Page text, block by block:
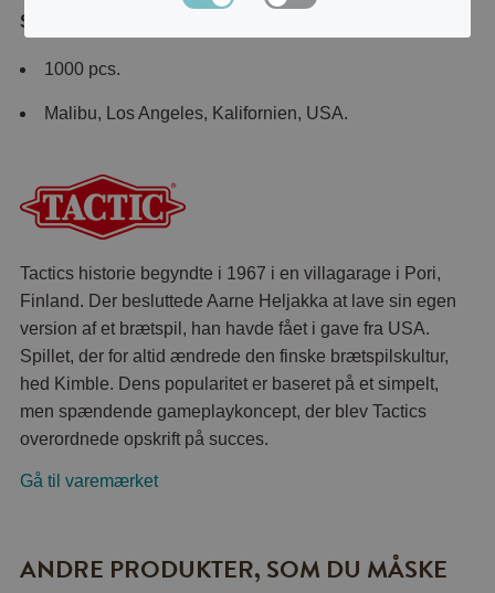
Specifications:
1000 pcs.
Malibu, Los Angeles, Kalifornien, USA.
Tactics historie begyndte i 1967 i en villagarage i Pori,
Finland. Der besluttede Aarne Heljakka at lave sin egen
version af et brætspil, han havde fået i gave fra USA.
Spillet, der for altid ændrede den finske brætspilskultur,
hed Kimble. Dens popularitet er baseret på et simpelt,
men spændende gameplaykoncept, der blev Tactics
overordnede opskrift på succes.
Gå til varemærket
ANDRE PRODUKTER, SOM DU MÅSKE